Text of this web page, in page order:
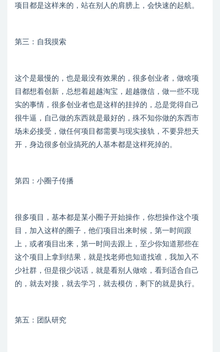
项目都是这样来的，站在别人的肩膀上，会快速的起航。
第三：自我摸索
这个是最慢的，也是最没有效果的，很多创业者，做啥项
目都想着创新，总想着超越淘宝，超越微信，做一些不现
实的事情，很多创业者也是这样的挂掉的，总是觉得自己
很牛逼，自己做的东西就是最好的，殊不知你做的东西市
场未必接受，做任何项目都需要与现实接轨，不要异想天
开，身边很多创业搞死的人基本都是这样死掉的。
第四：小圈子传播
很多项目，基本都是某小圈子开始操作，你想操作这个项
目，加入这样的圈子，他们项目出来时候，第一时间跟
上，或者项目出来，第一时间去跟上，至少你知道那些在
这个项目上拿到结果，就是找老师也知道找谁，我加入不
少社群，但是很少说话，就是看别人做啥，看到适合自己
的，就去对接，就去学习，就去模仿，剩下的就是执行。
第五：团队研究